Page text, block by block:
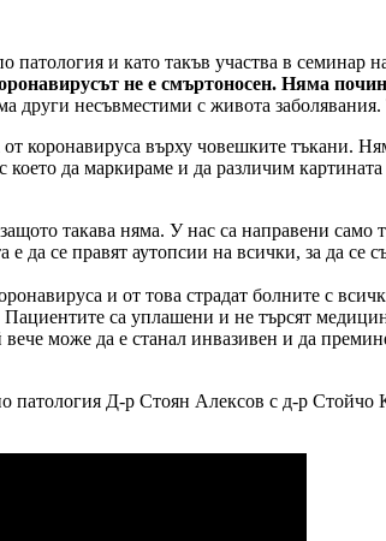
и като такъв участва в семинар
не е смъртоносен. Няма
други несъвместими с живота
коронавируса върху човешките тъкани.
да маркираме и да различим
такава няма. У нас са направени
да се правят аутопсии на всички, за да
и от това страдат болните с
са уплашени и не търсят
може да е станал инвазивен и да
патология Д-р Стоян Алексов с д-р